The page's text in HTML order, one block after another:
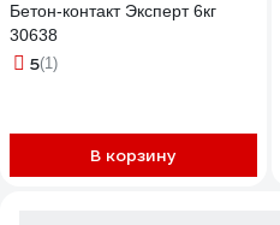
Бетон-контакт Эксперт 6кг
30638
5(1)
В корзину